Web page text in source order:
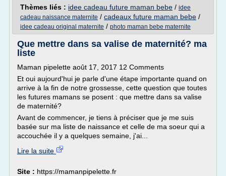
Thèmes liés : idee cadeau future maman bebe / idee
cadeau naissance maternite / cadeaux future maman bebe /
idee cadeau original maternite / photo maman bebe maternite
Que mettre dans sa valise de maternité? ma
liste
Maman pipelette août 17, 2017 12 Comments
Et oui aujourd'hui je parle d'une étape importante quand on
arrive à la fin de notre grossesse, cette question que toutes
les futures mamans se posent : que mettre dans sa valise
de maternité?
Avant de commencer, je tiens à préciser que je me suis
basée sur ma liste de naissance et celle de ma soeur qui a
accouchée il y a quelques semaine, j'ai...
Lire la suite
Site : https://mamanpipelette.fr